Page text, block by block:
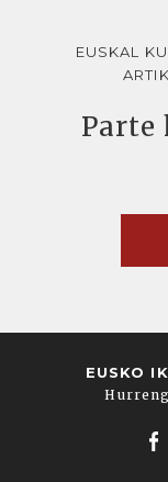
EUSKAL
Parte
EUSKO